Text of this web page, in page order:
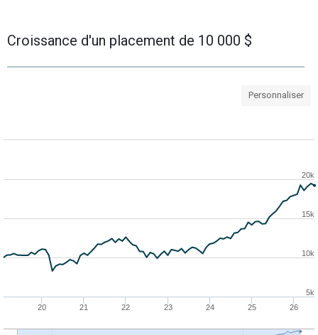
Croissance d'un placement de 10 000 $
Personnaliser
20 21 22 23 24 25 26
5k
10k
15k
20k